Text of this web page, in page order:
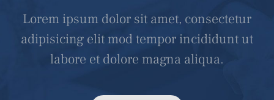
Lorem ipsum dolor sit amet, consectetur
adipisicing elit mod tempor incididunt ut
labore et dolore magna aliqua.